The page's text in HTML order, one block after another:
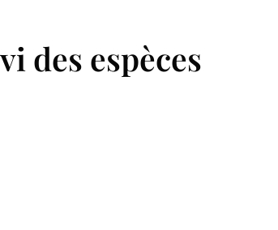
des espèces